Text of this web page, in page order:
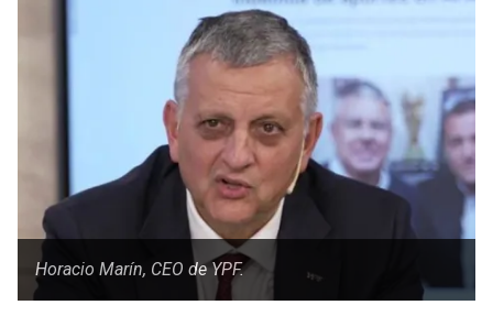
Horacio Marín, CEO de YPF.